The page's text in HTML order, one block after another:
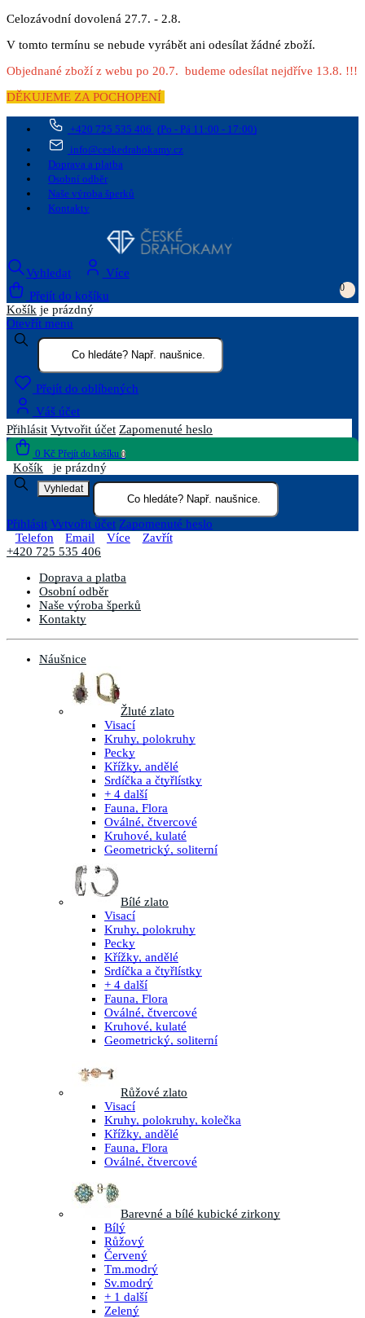
Celozávodní dovolená 27.7. - 2.8.
V tomto termínu se nebude vyrábět ani odesílat žádné zboží.
Objednané zboží z webu po 20.7. budeme odesílat nejdříve 13.8. !!!
DĚKUJEME ZA POCHOPENÍ
+420 725 535 406 (Po - Pá 11:00 - 17:00)
info@ceskedrahokamy.cz
Doprava a platba
Osobní odběr
Naše výroba šperků
Kontakty
Vyhledat
Více
Přejít do košíku
0
Košík je prázdný
Otevřít menu
Přejít do oblíbených
Váš účet
Přihlásit Vytvořit účet Zapomenuté heslo
0 Kč Přejít do košíku 0
Košík je prázdný
Vyhledat
Přihlásit Vytvořit účet Zapomenuté heslo
Telefon
Email Více
Zavřít
+420 725 535 406
Doprava a platba
Osobní odběr
Naše výroba šperků
Kontakty
Náušnice
Žluté zlato
Visací
Kruhy, polokruhy
Pecky
Křížky, andělé
Srdíčka a čtyřlístky
+ 4 další
Fauna, Flora
Oválné, čtvercové
Kruhové, kulaté
Geometrický, soliterní
Bílé zlato
Visací
Kruhy, polokruhy
Pecky
Křížky, andělé
Srdíčka a čtyřlístky
+ 4 další
Fauna, Flora
Oválné, čtvercové
Kruhové, kulaté
Geometrický, soliterní
Růžové zlato
Visací
Kruhy, polokruhy, kolečka
Křížky, andělé
Fauna, Flora
Oválné, čtvercové
Barevné a bílé kubické zirkony
Bílý
Růžový
Červený
Tm.modrý
Sv.modrý
+ 1 další
Zelený